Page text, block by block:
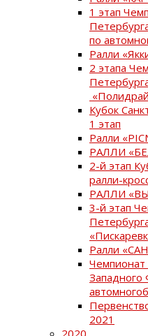
1 этап
по
Ралли
2 этапа
Кубок
1 этап
Ралли
РАЛЛИ
2-й этап
ралли-
РАЛЛИ
3-й этап
Ралли
Западного
2021
2020